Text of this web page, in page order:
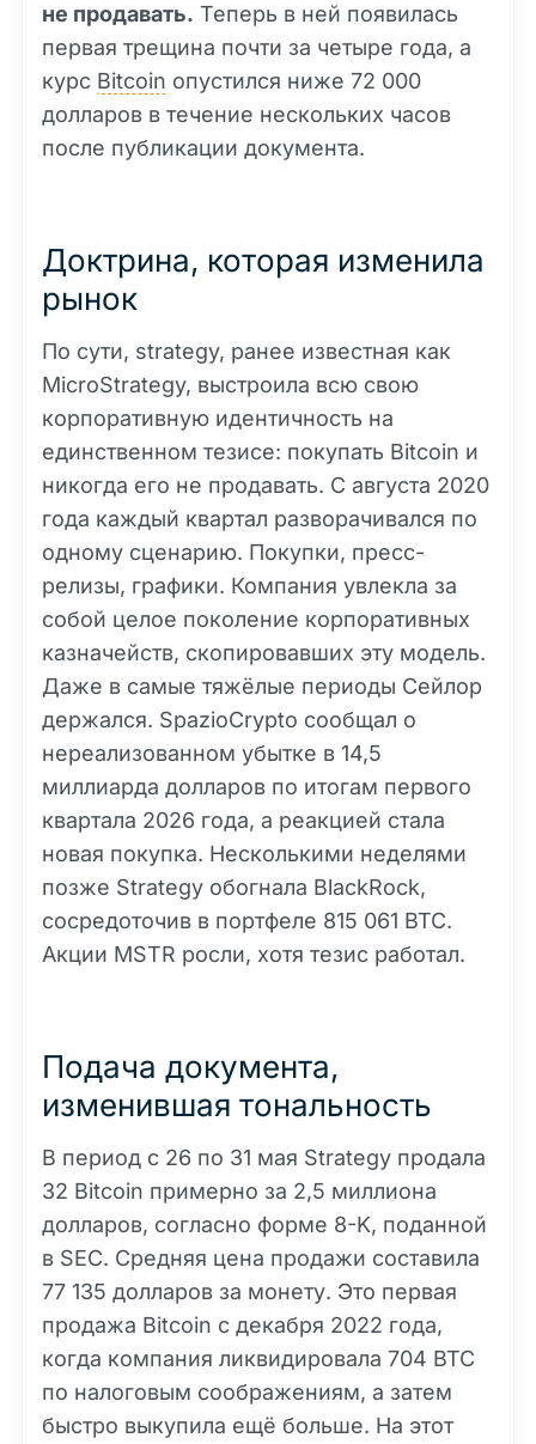
не продавать. Теперь в ней появилась
первая трещина почти за четыре года, а
курс Bitcoin опустился ниже 72 000
долларов в течение нескольких часов
после публикации документа.
Доктрина, которая изменила
рынок
По сути, strategy, ранее известная как
MicroStrategy, выстроила всю свою
корпоративную идентичность на
единственном тезисе: покупать Bitcoin и
никогда его не продавать. С августа 2020
года каждый квартал разворачивался по
одному сценарию. Покупки, пресс-
релизы, графики. Компания увлекла за
собой целое поколение корпоративных
казначейств, скопировавших эту модель.
Даже в самые тяжёлые периоды Сейлор
держался. SpazioCrypto сообщал о
нереализованном убытке в 14,5
миллиарда долларов по итогам первого
квартала 2026 года, а реакцией стала
новая покупка. Несколькими неделями
позже Strategy обогнала BlackRock,
сосредоточив в портфеле 815 061 BTC.
Акции MSTR росли, хотя тезис работал.
Подача документа,
изменившая тональность
В период с 26 по 31 мая Strategy продала
32 Bitcoin примерно за 2,5 миллиона
долларов, согласно форме 8-K, поданной
в SEC. Средняя цена продажи составила
77 135 долларов за монету. Это первая
продажа Bitcoin с декабря 2022 года,
когда компания ликвидировала 704 BTC
по налоговым соображениям, а затем
быстро выкупила ещё больше. На этот